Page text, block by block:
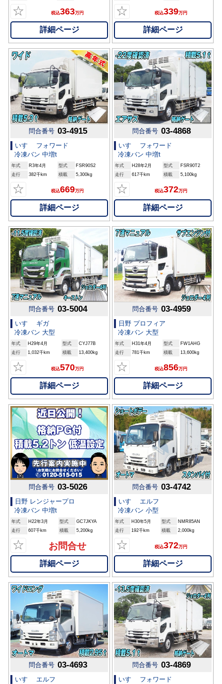
☆ 税込363万円
詳細ページ
☆ 税込339万円
詳細ページ
問合番号 03-4915
いすゞ フォワード
冷凍バン 中増t
年式 R3年4月 型式
FSR90S2
走行
382千km 積載 5,300kg
☆ 税込669万円
詳細ページ
問合番号 03-4868
いすゞ フォワード
冷凍バン 中増t
年式 H28年2月 型式
FSR90T2
走行
617千km 積載 5,100kg
☆ 税込372万円
詳細ページ
問合番号 03-5004
いすゞ ギガ
冷凍バン 大型
年式 H29年4月 型式
CYJ77B
走行
1,032千km 積載 13,400kg
☆ 税込570万円
詳細ページ
問合番号 03-4959
日野 プロフィア
冷凍バン 大型
年式 H31年4月 型式
FW1AHG
走行
781千km 積載 13,600kg
☆ 税込856万円
詳細ページ
問合番号 03-5026
日野 レンジャープロ
冷凍バン 中増t
年式 H22年3月 型式
GC7JKYA
走行
607千km 積載 5,200kg
☆ お問合せ
詳細ページ
問合番号 03-4742
いすゞ エルフ
冷凍バン 小型
年式 H30年5月 型式
NMR85AN
走行
192千km 積載 2,000kg
☆ 税込372万円
詳細ページ
問合番号 03-4693
いすゞ エルフ
問合番号 03-4869
いすゞ フォワード